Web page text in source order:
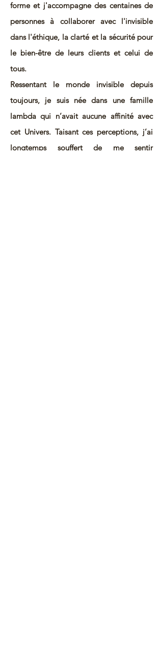
forme et j'accompagne des centaines de
personnes à collaborer avec l'invisible
dans l'éthique, la clarté et la sécurité pour
le bien-être de leurs clients et celui de
tous.
Ressentant le monde invisible depuis
toujours, je suis née dans une famille
lambda qui n’avait aucune affinité avec
cet Univers. Taisant ces perceptions, j’ai
longtemps souffert de me sentir